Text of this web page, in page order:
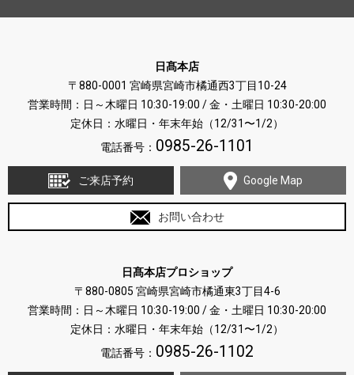
日髙本店
〒880-0001 宮崎県宮崎市橘通西3丁目10-24
営業時間：日～木曜日 10:30-19:00 / 金・土曜日 10:30-20:00
定休日：水曜日・年末年始（12/31〜1/2）
電話番号： 0985-26-1101
ご来店予約 Google Map
お問い合わせ
日髙本店プロショップ
〒880-0805 宮崎県宮崎市橘通東3丁目4-6
営業時間：日～木曜日 10:30-19:00 / 金・土曜日 10:30-20:00
定休日：水曜日・年末年始（12/31〜1/2）
電話番号： 0985-26-1102